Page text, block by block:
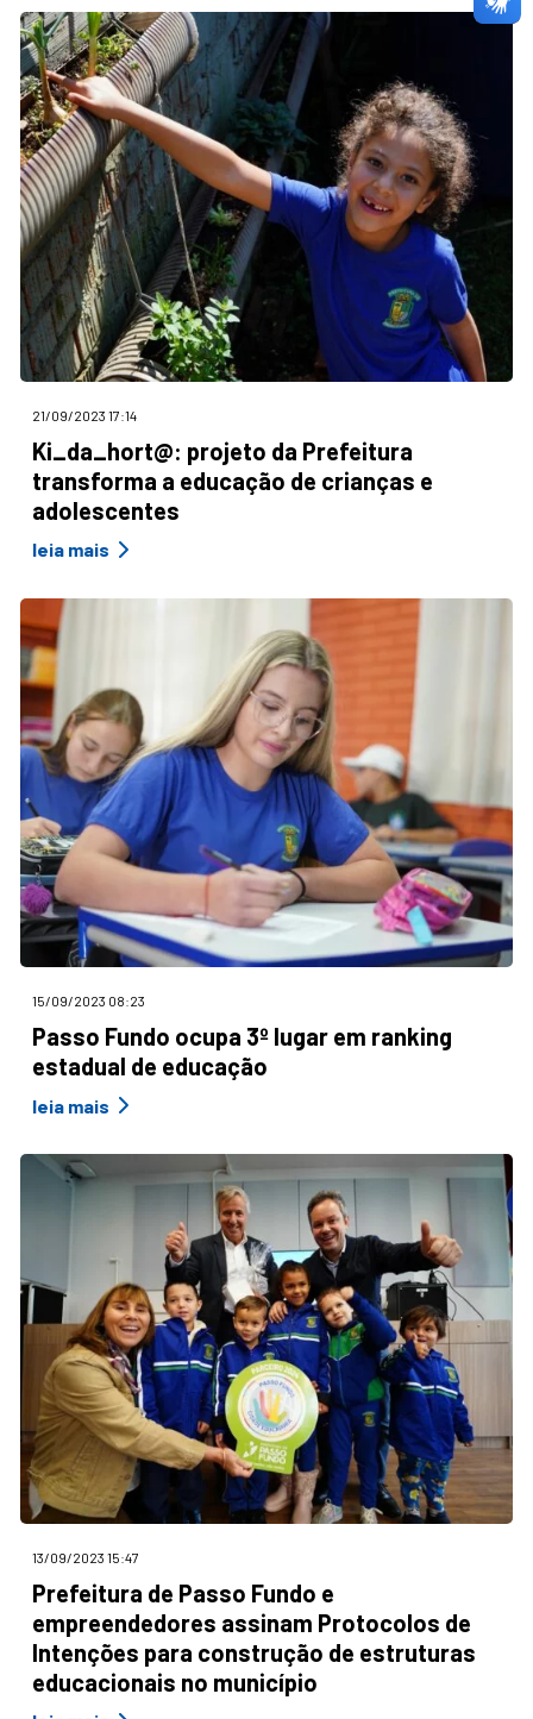
21/09/2023 17:14
Ki_da_hort@: projeto da Prefeitura
transforma a educação de crianças e
adolescentes
leia mais
15/09/2023 08:23
Passo Fundo ocupa 3º lugar em ranking
estadual de educação
leia mais
13/09/2023 15:47
Prefeitura de Passo Fundo e
empreendedores assinam Protocolos de
Intenções para construção de estruturas
educacionais no município